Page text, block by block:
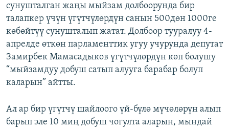
сунушталган жаңы мыйзам долбоорунда бир
талапкер үчүн үгүтчүлөрдүн санын 500дөн 1000ге
көбөйтүү сунушталып жатат. Долбоор тууралуу 4-
апрелде өткөн парламенттик угуу учурунда депутат
Замирбек Мамасадыков үгүтчүлөрдүн көп болушу
“мыйзамдуу добуш сатып алууга барабар болуп
каларын” айтты.
Ал ар бир үгүтчү шайлоого үй-бүлө мүчөлөрүн алып
барып эле 10 миң добуш чогулта аларын, мындай